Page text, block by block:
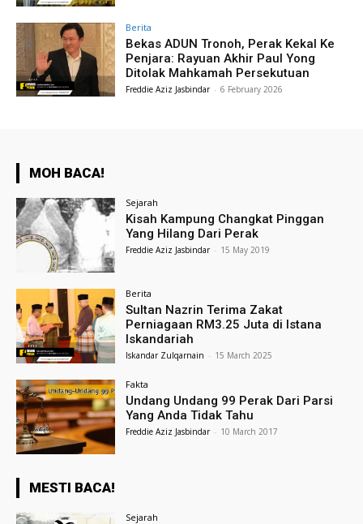
Berita
Bekas ADUN Tronoh, Perak Kekal Ke
Penjara: Rayuan Akhir Paul Yong
Ditolak Mahkamah Persekutuan
Freddie Aziz Jasbindar - 6 February 2026
MOH BACA!
Sejarah
Kisah Kampung Changkat Pinggan
Yang Hilang Dari Perak
Freddie Aziz Jasbindar - 15 May 2019
Berita
Sultan Nazrin Terima Zakat
Perniagaan RM3.25 Juta di Istana
Iskandariah
Iskandar Zulqarnain - 15 March 2025
Fakta
Undang Undang 99 Perak Dari Parsi
Yang Anda Tidak Tahu
Freddie Aziz Jasbindar - 10 March 2017
MESTI BACA!
Sejarah